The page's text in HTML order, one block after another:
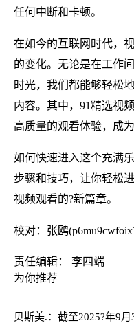
任何中断和卡顿。
在如今的互联网时代，
的变化。无论是在工作
时光，我们都能够轻松
内容。其中，91精选视
高质量的观看体验，成
如何快速进入这个充满
步骤和技巧，让你轻松
视频观看的?新篇章。
校对：张鸥
责任编辑： 李四端
为你推荐
贝斯美.：截至2025?年9